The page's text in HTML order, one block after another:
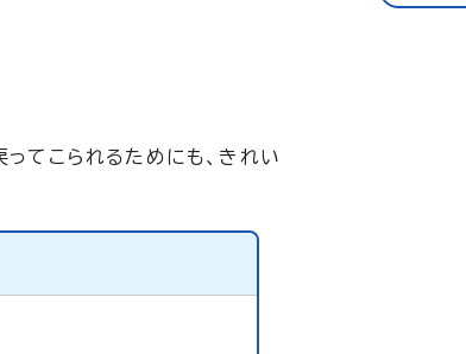
てこられるためにも、きれい